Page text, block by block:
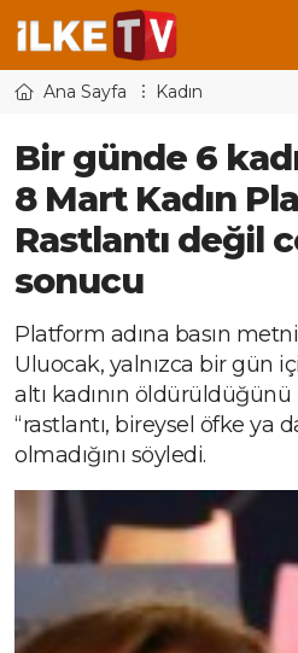
Ana Sayfa Kadın
Bir günde 6
8 Mart Kadın
Rastlantı değil
sonucu
Platform adına basın
Uluocak, yalnızca bir gün
altı kadının
“rastlantı, bireysel öfke ya
olmadığını söyledi.